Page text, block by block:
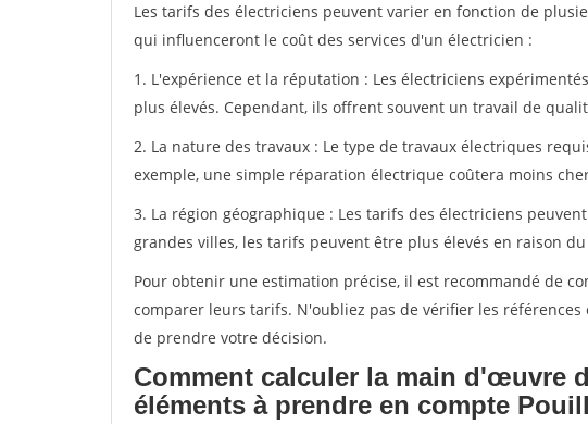
Les tarifs des électriciens peuvent varier en fonction de
qui influenceront le coût des services d'un électricien :
1. L'expérience et la réputation : Les électriciens
plus élevés. Cependant, ils offrent souvent un travail de
2. La nature des travaux : Le type de travaux électriques
exemple, une simple réparation électrique coûtera moins
3. La région géographique : Les tarifs des électriciens
grandes villes, les tarifs peuvent être plus élevés en raison
Pour obtenir une estimation précise, il est recommandé de
comparer leurs tarifs. N'oubliez pas de vérifier les
de prendre votre décision.
Comment calculer la main d'œuvre
éléments à prendre en compte